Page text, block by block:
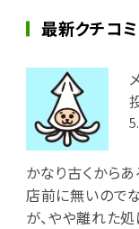
最新クチコミ
かなり古くから
店前に無いので
が、やや離れた